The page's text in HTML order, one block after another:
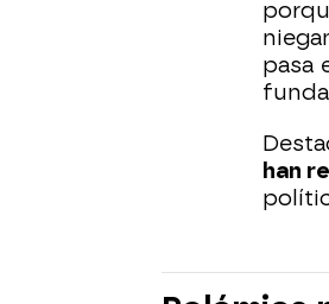
pasa
han